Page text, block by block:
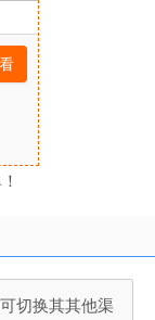
切换其其他渠